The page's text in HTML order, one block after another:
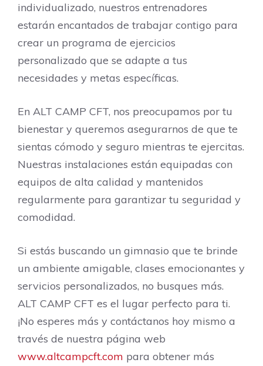
individualizado, nuestros entrenadores
estarán encantados de trabajar contigo para
crear un programa de ejercicios
personalizado que se adapte a tus
necesidades y metas específicas.
En ALT CAMP CFT, nos preocupamos por tu
bienestar y queremos asegurarnos de que te
sientas cómodo y seguro mientras te ejercitas.
Nuestras instalaciones están equipadas con
equipos de alta calidad y mantenidos
regularmente para garantizar tu seguridad y
comodidad.
Si estás buscando un gimnasio que te brinde
un ambiente amigable, clases emocionantes y
servicios personalizados, no busques más.
ALT CAMP CFT es el lugar perfecto para ti.
¡No esperes más y contáctanos hoy mismo a
través de nuestra página web
www.altcampcft.com para obtener más